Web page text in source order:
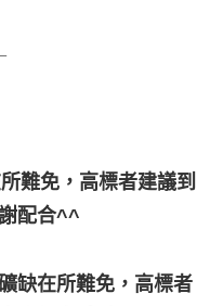
難免，高標者建議到
配合^^
缺在所難免，高標者